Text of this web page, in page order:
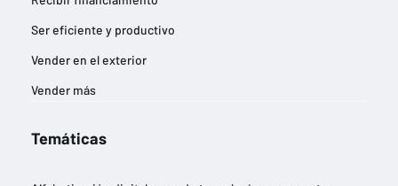
Ser eficiente y productivo
Vender en el exterior
Vender más
Temáticas